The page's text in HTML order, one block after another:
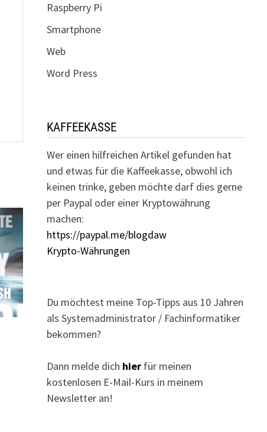
Raspberry Pi
Smartphone
Web
Word Press
KAFFEEKASSE
Wer einen hilfreichen Artikel gefunden hat
und etwas für die Kaffeekasse, obwohl ich
keinen trinke, geben möchte darf dies gerne
per Paypal oder einer Kryptowährung
machen:
https://paypal.me/blogdaw
Krypto-Währungen
Du möchtest meine Top-Tipps aus 10 Jahren
als Systemadministrator / Fachinformatiker
bekommen?
Dann melde dich hierfür meinen
kostenlosen E-Mail-Kurs in meinem
Newsletter an!